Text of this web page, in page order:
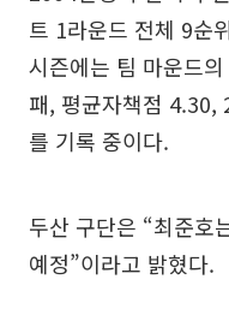
트 1라운드 전체 9순
시즌에는 팀 마운드
패, 평균자책점 4.30,
를 기록 중이다.
두산 구단은 “최준호
예정”이라고 밝혔다.